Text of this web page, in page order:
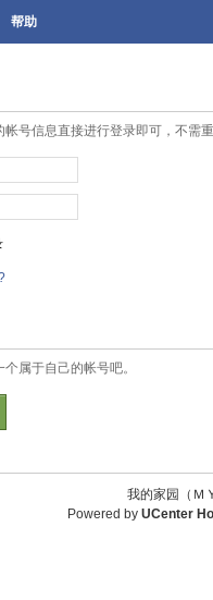
帮助
号信息直接进行登录即可，不需
属于自己的帐号吧。
我的家园（
Powered by UCenter